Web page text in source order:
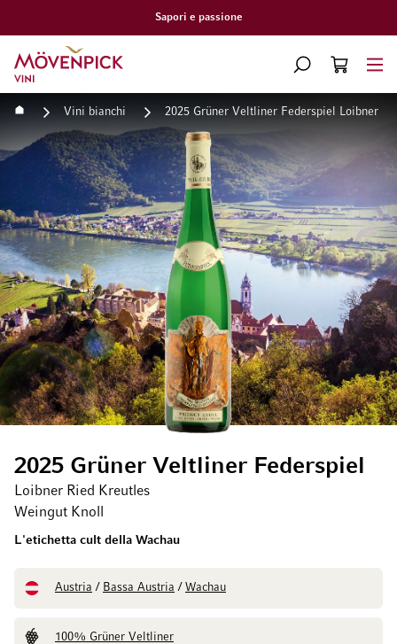
Sapori e passione
Vai alla Home Page
CERCA
CART
Home Vini bianchi 2025 Grüner Veltliner Federspiel Loibner
2025 Grüner Veltliner Federspiel
Loibner Ried Kreutles
Weingut Knoll
L'etichetta cult della Wachau
Austria / Bassa Austria / Wachau
100% Grüner Veltliner
Vai alla fine della galleria di immagini